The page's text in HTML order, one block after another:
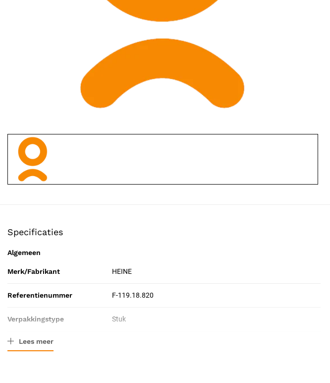
Specificaties
Algemeen
Merk/Fabrikant HEINE
Referentienummer F-119.18.820
Verpakkingstype Stuk
Resorbeerbaar (hechtdraad)
Lees meer